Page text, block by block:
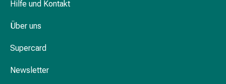
Für
Haare
Hilfe und Kontakt
Über uns
Supercard
Newsletter